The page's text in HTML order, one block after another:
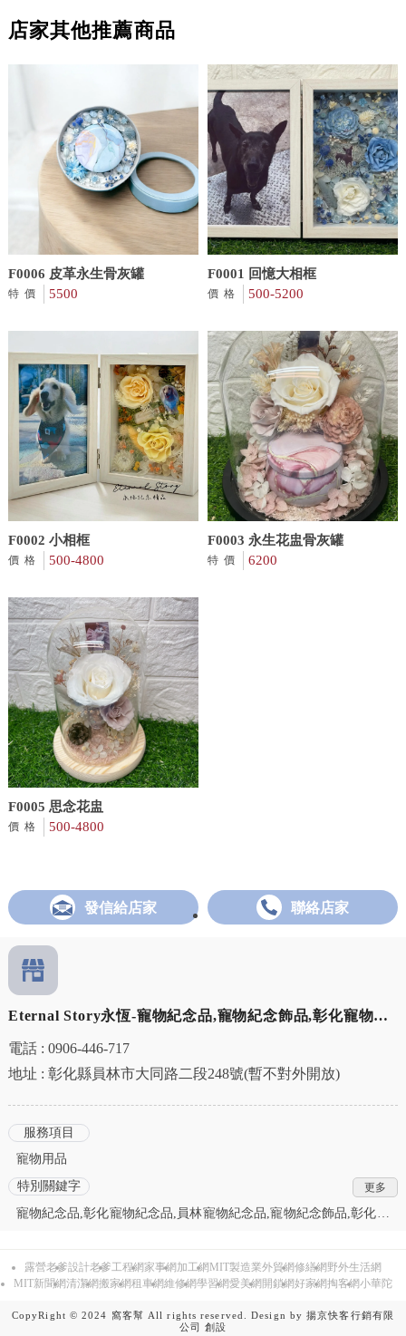
店家其他推薦商品
F0006 皮革永生骨灰罐
特價 5500
F0001 回憶大相框
價格 500-5200
F0002 小相框
價格 500-4800
F0003 永生花盅骨灰罐
特價 6200
F0005 思念花盅
價格 500-4800
發信給店家 聯絡店家
Eternal Story永恆-寵物紀念品,寵物紀念飾品,彰化寵物紀
念品,員林寵物紀念飾品
電話 : 0906-446-717
地址 : 彰化縣員林市大同路二段248號(暫不對外開放)
服務項目
寵物用品
特別關鍵字
寵物紀念品,彰化寵物紀念品,員林寵物紀念品,寵物紀念飾品,彰化寵
灰紀念品,寵物毛髮飾品,彰化寵物毛髮飾品,員林寵物毛髮飾品,寵物
毛髮紀念品,彰化寵物毛髮紀念品,員林寵物毛髮紀念品,寵物琉璃項
環,彰化寵物琉璃戒指,員林寵物琉璃項鍊,員林寵物琉璃手環,員林寵
露營老爹設計老爹工程網家事網 加工網 MIT製造業外貿網修繕網 野外生活網
MIT新聞網清潔網搬家網租車網維修網學習網愛美網 開鎖網好家網掏客網小華陀
CopyRight © 2024 窩客幫 All rights reserved. Design by揚京快客行銷有限
公司
創設